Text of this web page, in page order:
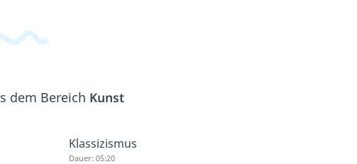
dem Bereich Kunst
Klassizismus
Dauer: 05:20